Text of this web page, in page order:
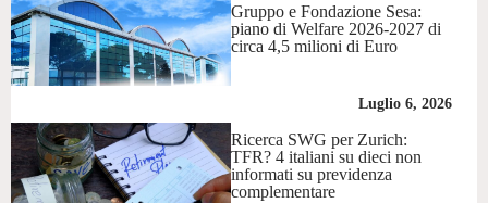
Gruppo e Fondazione Sesa:
piano di Welfare 2026-2027 di
circa 4,5 milioni di Euro
Luglio 6, 2026
Ricerca SWG per Zurich:
TFR? 4 italiani su dieci non
informati su previdenza
complementare